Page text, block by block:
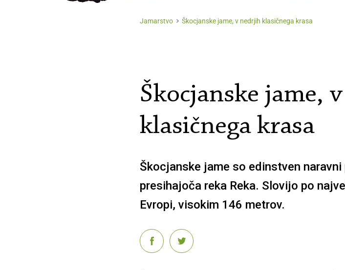
Jamarstvo Škocjanske jame, v nedrjih klasičnega krasa
Škocjanske jame,
klasičnega krasa
Škocjanske jame so edinstven
presihajoča reka Reka. Slovijo po
Evropi, visokim 146 metrov.